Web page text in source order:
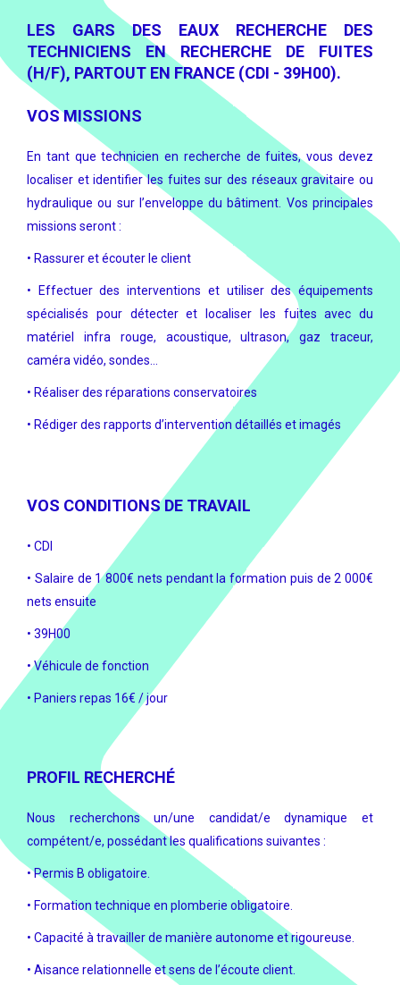
LES GARS DES EAUX RECHERCHE DES
TECHNICIENS EN RECHERCHE DE FUITES
(H/F), PARTOUT EN FRANCE (CDI - 39H00).
VOS MISSIONS
En tant que technicien en recherche de fuites, vous devez
localiser et identifier les fuites sur des réseaux gravitaire ou
hydraulique ou sur l’enveloppe du bâtiment. Vos principales
missions seront :
• Rassurer et écouter le client
• Effectuer des interventions et utiliser des équipements
spécialisés pour détecter et localiser les fuites avec du
matériel infra rouge, acoustique, ultrason, gaz traceur,
caméra vidéo, sondes…
• Réaliser des réparations conservatoires
• Rédiger des rapports d’intervention détaillés et imagés
VOS CONDITIONS DE TRAVAIL
• CDI
• Salaire de 1 800€ nets pendant la formation puis de 2 000€
nets ensuite
• 39H00
• Véhicule de fonction
• Paniers repas 16€ / jour
PROFIL RECHERCHÉ
Nous recherchons un/une candidat/e dynamique et
compétent/e, possédant les qualifications suivantes :
• Permis B obligatoire.
• Formation technique en plomberie obligatoire.
• Capacité à travailler de manière autonome et rigoureuse.
• Aisance relationnelle et sens de l’écoute client.